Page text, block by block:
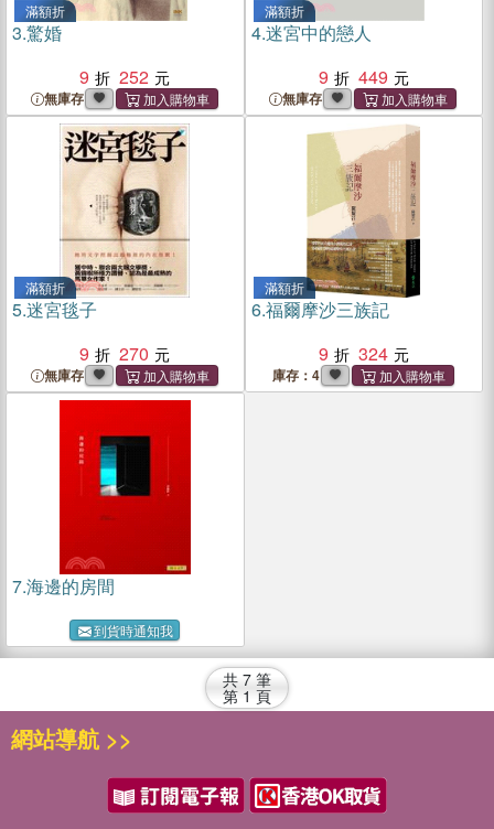
滿額折
3.驚婚
9
252
無庫存
滿額折
4.迷宮中的戀人
9
449
無庫存
滿額折
5.迷宮毯子
9
270
無庫存
滿額折
6.福爾摩沙三族記
9
324
庫存：4
7.海邊的房間
到貨時通知我
共 7 筆
第 1 頁
網站導航 >>